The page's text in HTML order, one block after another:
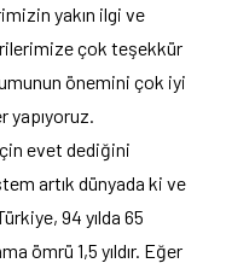
yakın ilgi ve
çok teşekkür
önemini çok iyi
evet dediğini
artık dünyada ki ve
94 yılda 65
ömrü 1,5 yıldır. Eğer